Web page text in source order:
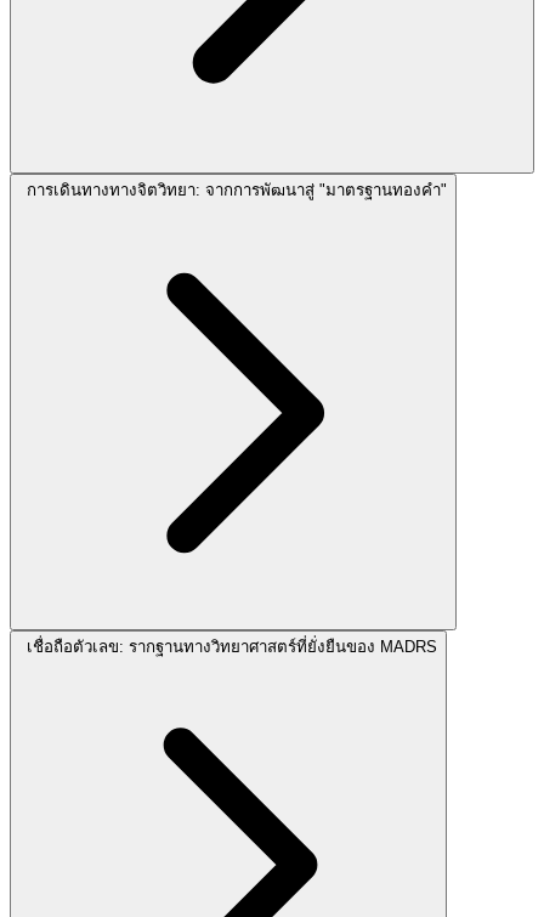
การเดินทางทางจิตวิทยา: จากการพัฒนาสู่ "มาตรฐานทองคำ"
เชื่อถือตัวเลข: รากฐานทางวิทยาศาสตร์ที่ยั่งยืนของ MADRS